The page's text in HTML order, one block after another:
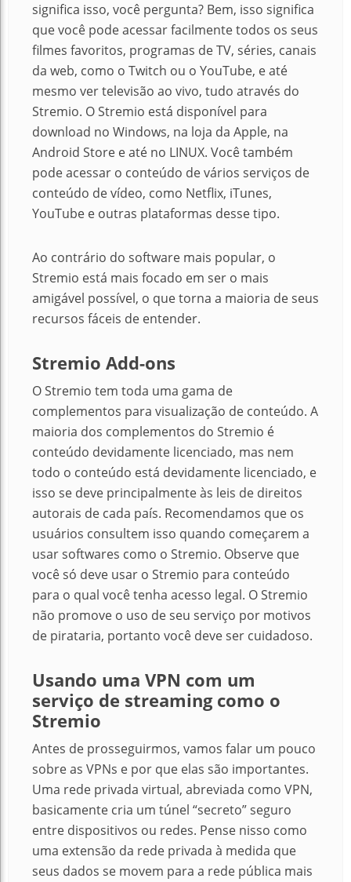
significa isso, você pergunta? Bem, isso significa
que você pode acessar facilmente todos os seus
filmes favoritos, programas de TV, séries, canais
da web, como o Twitch ou o YouTube, e até
mesmo ver televisão ao vivo, tudo através do
Stremio. O Stremio está disponível para
download no Windows, na loja da Apple, na
Android Store e até no LINUX. Você também
pode acessar o conteúdo de vários serviços de
conteúdo de vídeo, como Netflix, iTunes,
YouTube e outras plataformas desse tipo.
Ao contrário do software mais popular, o
Stremio está mais focado em ser o mais
amigável possível, o que torna a maioria de seus
recursos fáceis de entender.
Stremio Add-ons
O Stremio tem toda uma gama de
complementos para visualização de conteúdo. A
maioria dos complementos do Stremio é
conteúdo devidamente licenciado, mas nem
todo o conteúdo está devidamente licenciado, e
isso se deve principalmente às leis de direitos
autorais de cada país. Recomendamos que os
usuários consultem isso quando começarem a
usar softwares como o Stremio. Observe que
você só deve usar o Stremio para conteúdo
para o qual você tenha acesso legal. OStremio
não promove o uso de seu serviço por motivos
de pirataria, portanto você deve ser cuidadoso.
Usando uma VPN com um
serviço de streaming como o
Stremio
Antes de prosseguirmos, vamos falar um pouco
sobre as VPNs e por que elas são importantes.
Uma rede privada virtual, abreviada como VPN,
basicamente cria um túnel “secreto” seguro
entre dispositivos ou redes. Pense nisso como
uma extensão da rede privada à medida que
seus dados se movem para a rede pública mais